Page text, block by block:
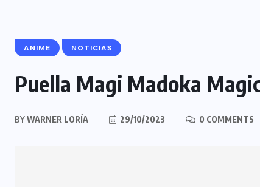
ANIME NOTICIAS
Puella Magi Madoka
BYWARNER LORÍA 29/10/2023 0 COMMENTS